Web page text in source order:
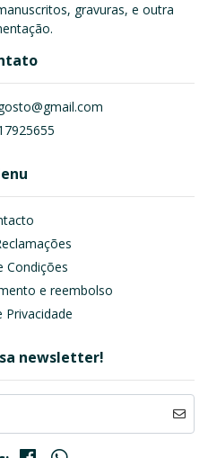
gravuras, e outra
Condições
e reembolso
Privacidade
newsletter!